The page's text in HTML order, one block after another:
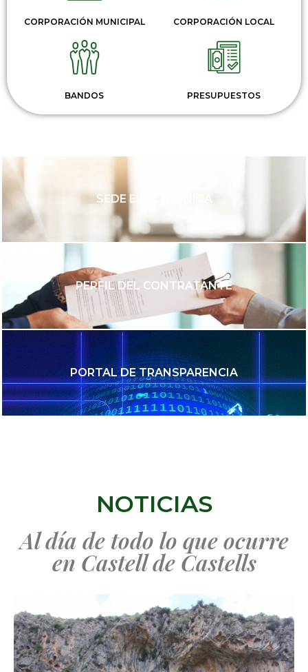
CORPORACIÓN MUNICIPAL CORPORACIÓN LOCAL
BANDOS PRESUPUESTOS
SEDE ELECTRÓNICA
PERFIL DEL CONTRATANTE
PORTAL DE TRANSPARENCIA
NOTICIAS
Al día de todo lo que ocurre
en Castell de Castells